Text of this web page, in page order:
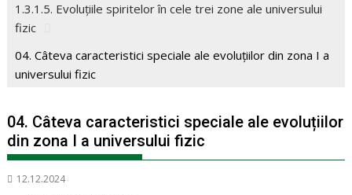
1.3.1.5. Evoluțiile spiritelor în cele trei zone ale universului
fizic
04. Câteva caracteristici speciale ale evoluțiilor din zona I a
universului fizic
04. Câteva caracteristici speciale ale evoluțiilor
din zona I a universului fizic
12.12.2024